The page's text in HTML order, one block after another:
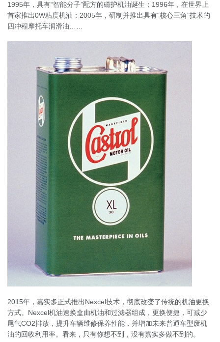
1995年，具有“智能分子”配方的磁护机油诞生；1996年，在世界上
首家推出0W粘度机油；2005年，研制并推出具有“核心三角”技术的
四冲程摩托车润滑油……
2015年，嘉实多正式推出Nexcel技术，彻底改变了传统的机油更换
方式。Nexcel机油速换盒由机油和过滤器组成，更换便捷，可减少
尾气CO2排放，提升车辆维修保养性能，并增加未来普通车型废机
油的回收利用率。看来，只有你想不到，没有嘉实多做不到的。